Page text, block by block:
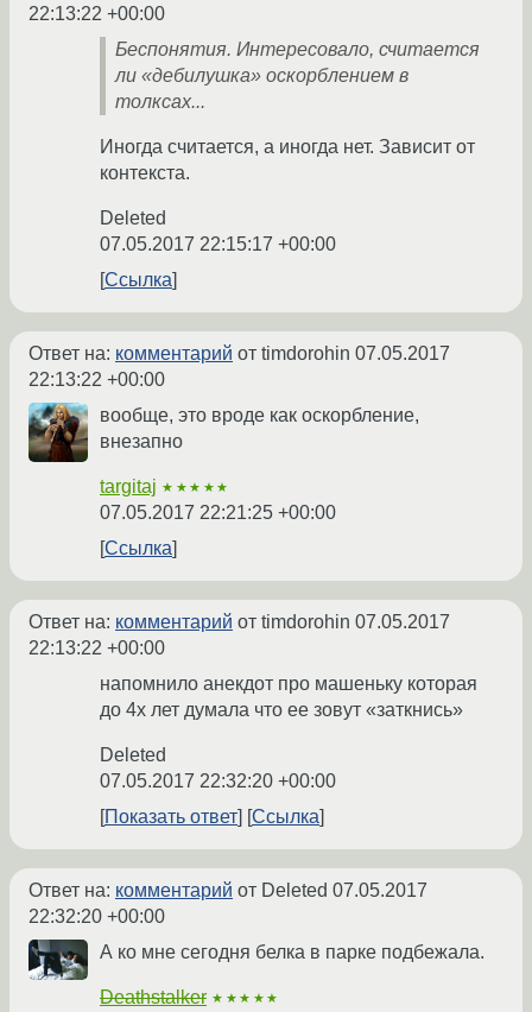
22:13:22 +00:00
Беспонятия. Интересовало, считается
ли «дебилушка» оскорблением в
толксах...
Иногда считается, а иногда нет. Зависит от
контекста.
Deleted
07.05.2017 22:15:17 +00:00
Ссылка
Ответ на: комментарий от timdorohin 07.05.2017
22:13:22 +00:00
вообще, это вроде как оскорбление,
внезапно
targitaj ★★★★★
07.05.2017 22:21:25 +00:00
Ссылка
Ответ на: комментарий от timdorohin 07.05.2017
22:13:22 +00:00
напомнило анекдот про машеньку которая
до 4х лет думала что ее зовут «заткнись»
Deleted
07.05.2017 22:32:20 +00:00
Показать ответ
Ссылка
Ответ на: комментарий от Deleted 07.05.2017
22:32:20 +00:00
А ко мне сегодня белка в парке подбежала.
Deathstalker ★★★★★